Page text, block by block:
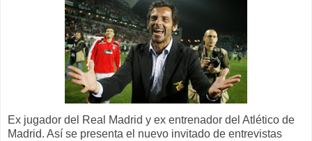
Ex jugador del Real Madrid y ex entrenador del Atlético de
Madrid. Así se presenta el nuevo invitado de entrevistas